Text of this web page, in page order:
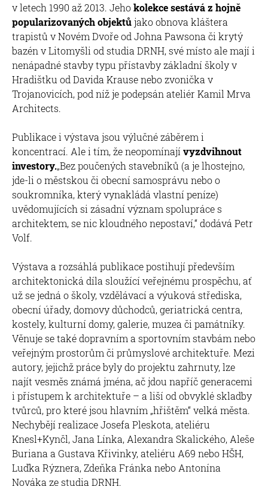
v letech 1990 až 2013. Jehokolekce sestává z hojně
popularizovaných objektůjako obnova kláštera
trapistů v Novém Dvoře od Johna Pawsona či krytý
bazén v Litomyšli od studia DRNH, své místo ale mají i
nenápadné stavby typu přístavby základní školy v
Hradištku od Davida Krause nebo zvonička v
Trojanovicích, pod níž je podepsán ateliér Kamil Mrva
Architects.
Publikace i výstava jsou výlučné záběrem i
koncentrací. Ale i tím, že neopomínají vyzdvihnout
investory.„Bez poučených stavebníků (a je lhostejno,
jde-li o městskou či obecní samosprávu nebo o
soukromníka, který vynakládá vlastní peníze)
uvědomujících si zásadní význam spolupráce s
architektem, se nic kloudného nepostaví,“ dodává Petr
Volf.
Výstava a rozsáhlá publikace postihují především
architektonická díla sloužící veřejnému prospěchu, ať
už se jedná o školy, vzdělávací a výuková střediska,
obecní úřady, domovy důchodců, geriatrická centra,
kostely, kulturní domy, galerie, muzea či památníky.
Věnuje se také dopravním a sportovním stavbám nebo
veřejným prostorům či průmyslové architektuře. Mezi
autory, jejichž práce byly do projektu zahrnuty, lze
najít vesměs známá jména, ač jdou napříč generacemi
i přístupem k architektuře – a liší od obvyklé skladby
tvůrců, pro které jsou hlavním „hřištěm“ velká města.
Nechybějí realizace Josefa Pleskota, ateliéru
Knesl+Kynčl, Jana Línka, Alexandra Skalického, Aleše
Buriana a Gustava Křivinky, ateliéru A69 nebo HŠH,
Luďka Rýznera, Zdeňka Fránka nebo Antonína
Nováka ze studia DRNH.